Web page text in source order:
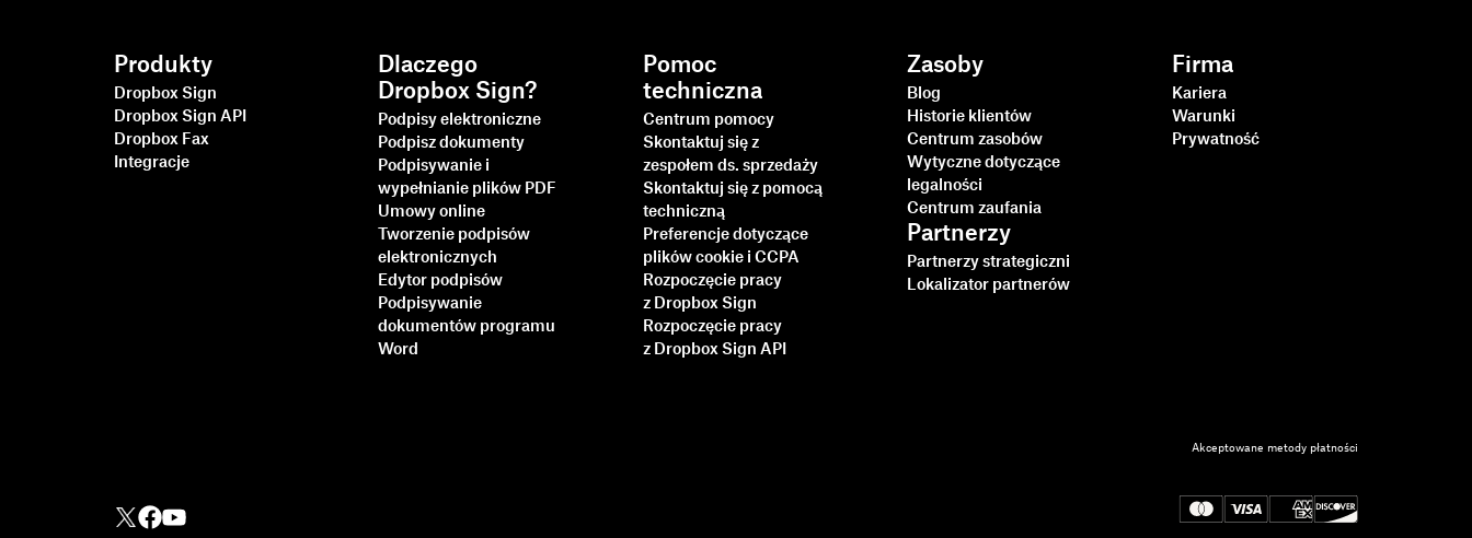
Produkty
Dropbox Sign
Dropbox Sign API
Dropbox Fax
Integracje
Dlaczego
Dropbox Sign?
Podpisy elektroniczne
Podpisz dokumenty
Podpisywanie i
wypełnianie plików PDF
Umowy online
Tworzenie podpisów
elektronicznych
Edytor podpisów
Podpisywanie
dokumentów programu
Word
Pomoc
techniczna
Centrum pomocy
Skontaktuj się z
zespołem ds. sprzedaży
Skontaktuj się z pomocą
techniczną
Preferencje dotyczące
plików cookie i CCPA
Rozpoczęcie pracy
z Dropbox Sign
Rozpoczęcie pracy
z Dropbox Sign API
Zasoby
Blog
Historie klientów
Centrum zasobów
Wytyczne dotyczące
legalności
Centrum zaufania
Partnerzy
Partnerzy strategiczni
Lokalizator partnerów
Firma
Kariera
Warunki
Prywatność
Akceptowane metody płatności